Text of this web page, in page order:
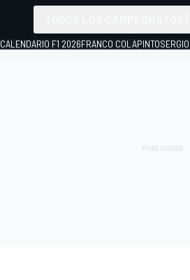
CALENDARIO F1 2026FRANCO COLAPINTO